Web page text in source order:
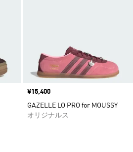
価格
¥15,400
GAZELLE LO PRO for MOUSSY
オリジナルス